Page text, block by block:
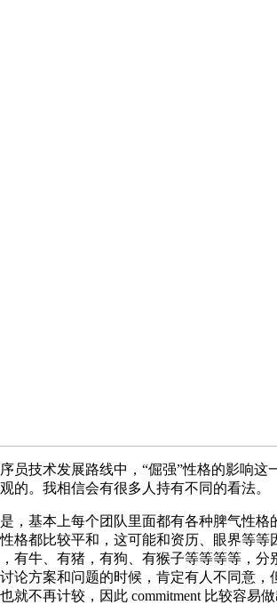
员技术发展路线中，“倔强”性格的影响
的。我相信会有很多人持有不同的看法。
，基本上每个团队里面都有各种脾气性
格都比较平和，这可能和资历、眼界等
有牛、有猪，有狗、有猴子等等等等，
论方案和问题的时候，肯定有人不同意
就不再计较，因此 commitment 比较容易